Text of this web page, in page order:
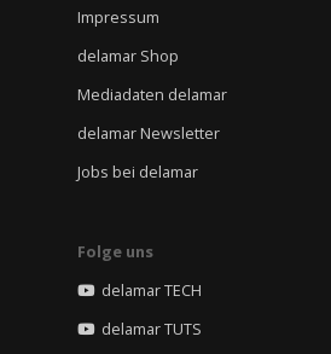
Impressum
delamar Shop
Mediadaten delamar
delamar Newsletter
Jobs bei delamar
Folge uns
delamar TECH
delamar TUTS